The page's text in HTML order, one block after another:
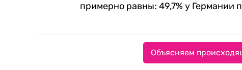
примерно равны: 49,7% у Германии
Объясняем